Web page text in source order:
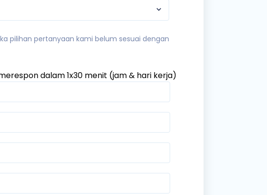
pilihan pertanyaan kami belum sesuai dengan
dalam 1x30 menit (jam & hari kerja)